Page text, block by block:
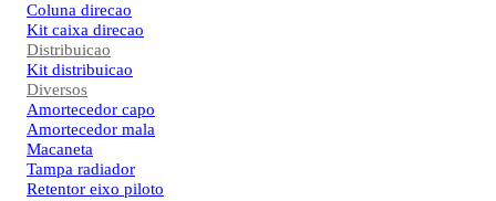
Coluna direcao
Kit caixa direcao
Distribuicao
Kit distribuicao
Diversos
Amortecedor capo
Amortecedor mala
Macaneta
Tampa radiador
Retentor eixo piloto